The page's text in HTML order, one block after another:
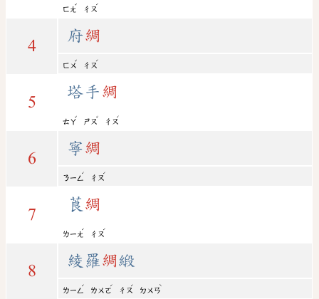
ㄈㄤ
ˇ
ㄔㄡ
ˊ
4
府綢
ㄈㄨ
ˇ
ㄔㄡ
ˊ
5
塔手 綢
ㄊㄚ
ˇ
ㄕㄡ
ˇ
ㄔㄡ
ˊ
6
寧 綢
ㄋㄧㄥ
ˊ
ㄔㄡ
ˊ
7
莨 綢
ㄌㄧㄤ
ˊ
ㄔㄡ
ˊ
8
綾羅綢緞
ㄌㄧㄥ
ˊ
ㄌㄨㄛ
ˊ
ㄔㄡ
ˊ
ㄉㄨㄢ
ˋ